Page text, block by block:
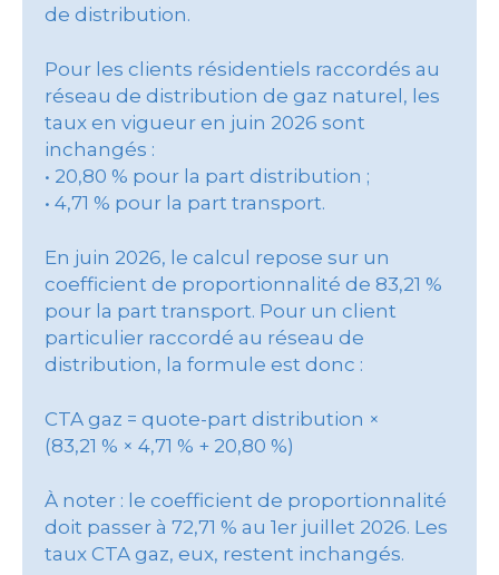
de distribution.
Pour les clients résidentiels raccordés au
réseau de distribution de gaz naturel, les
taux en vigueur en juin 2026 sont
inchangés :
• 20,80 % pour la part distribution ;
• 4,71 % pour la part transport.
En juin 2026, le calcul repose sur un
coefficient de proportionnalité de 83,21 %
pour la part transport. Pour un client
particulier raccordé au réseau de
distribution, la formule est donc :
CTA gaz = quote-part distribution ×
(83,21 % × 4,71 % + 20,80 %)
À noter : le coefficient de proportionnalité
doit passer à 72,71 % au 1er juillet 2026. Les
taux CTA gaz, eux, restent inchangés.